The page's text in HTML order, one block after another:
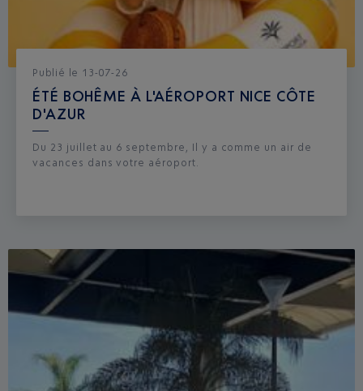
Publié le 13-07-26
ÉTÉ BOHÊME À L'AÉROPORT NICE CÔTE
D'AZUR
Du 23 juillet au 6 septembre, Il y a comme un air de
vacances dans votre aéroport.